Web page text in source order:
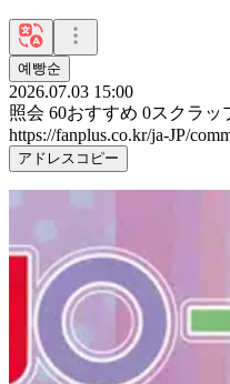
예빵순
2026.07.03 15:00
照会 60おすすめ 0スクラッ
https://fanplus.co.kr/ja-JP/
アドレスコピー